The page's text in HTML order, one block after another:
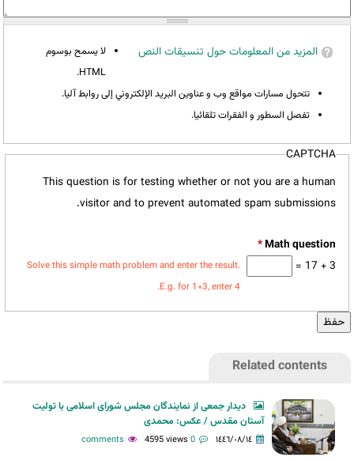
المزيد من المعلومات حول تنسيقات النص
لا يسمح بوسوم
HTML.
تتحول مسارات مواقع وب و عناوين البريد الإلكتروني إلى روابط آليا.
تفصل السطور و الفقرات تلقائيا.
CAPTCHA
This question is for testing whether or not you are a human
visitor and to prevent automated spam submissions.
*
3 + 17 =
Solve this simple math problem and enter the result.
E.g. for 1+3, enter 4.
Related contents
دیدار جمعی از نمایندگان مجلس شورای اسلامی با تولیت
آستان مقدس / عکس: محمدی
١٤٤٦/٠٨/١٤ 0 comments
4595 views